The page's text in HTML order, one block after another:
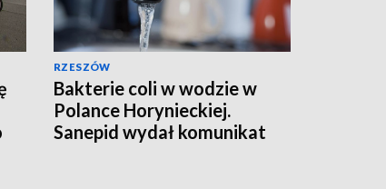
RZESZÓW
Bakterie coli w wodzie w
Polance Horynieckiej.
Sanepid wydał komunikat